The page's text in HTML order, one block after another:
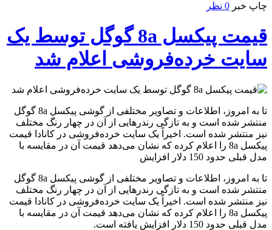
چاپ خبر 0 نظر
قیمت پیکسل 8a گوگل توسط یک
سایت خرده‌فروشی اعلام شد
تا به امروز، اطلاعات و تصاویر مختلفی از گوشی پیکسل 8a گوگل
منتشر شده است و به تازگی رندرهایی از آن در چهار رنگ مختلف
نیز منتشر شده است. اخیراً یک سایت خرده‌فروشی در کانادا قیمت
پیکسل 8a را اعلام کرده که نشان می‌دهد قیمت آن در مقایسه با
مدل قبلی حدود 150 دلار افزایش
تا به امروز، اطلاعات و تصاویر مختلفی از گوشی پیکسل 8a گوگل
منتشر شده است و به تازگی رندرهایی از آن در چهار رنگ مختلف
نیز منتشر شده است. اخیراً یک سایت خرده‌فروشی در کانادا قیمت
پیکسل 8a را اعلام کرده که نشان می‌دهد قیمت آن در مقایسه با
مدل قبلی حدود 150 دلار افزایش یافته است.